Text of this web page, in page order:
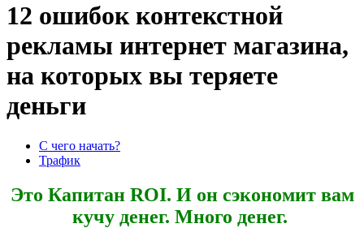
12 ошибок контекстной
рекламы интернет магазина,
на которых вы теряете
деньги
С чего начать?
Трафик
Это Капитан ROI. И он cэкономит вам
кучу денег. Много денег.